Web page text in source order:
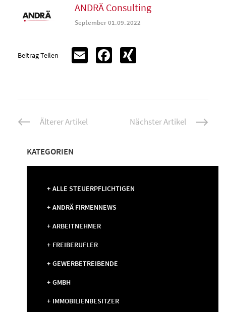
ANDRÄ Consulting
September 01.09.2022
Beitrag Teilen Email Facebook
Beitrags-Älterer Artikel Nächster Artikel
KATEGORIEN
ALLE STEUERPFLICHTIGEN
ANDRÄ FIRMENNEWS
ARBEITNEHMER
FREIBERUFLER
GEWERBETREIBENDE
GMBH
IMMOBILIENBESITZER